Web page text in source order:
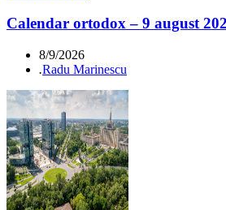
Calendar ortodox – 9 august
8/9/2026
.Radu Marinescu